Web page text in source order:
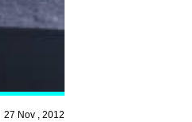
27 Nov , 2012